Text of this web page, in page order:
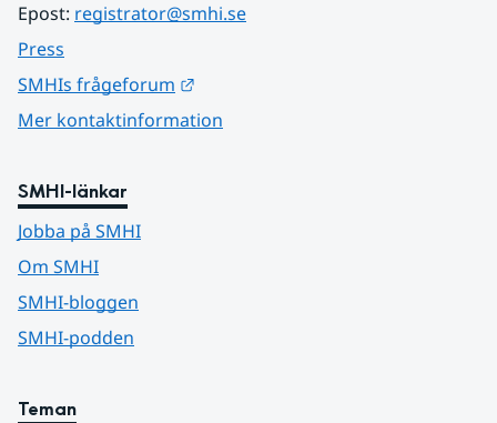
Epost: registrator@smhi.se
Press
SMHIs frågeforum
Mer kontaktinformation
SMHI-länkar
Jobba på SMHI
Om SMHI
SMHI-bloggen
SMHI-podden
Teman